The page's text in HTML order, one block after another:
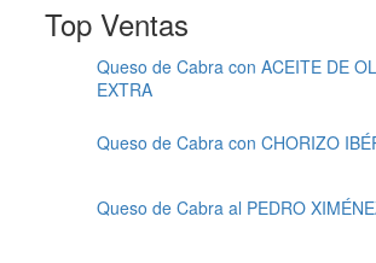
Top Ventas
Queso de Cabra con ACEITE DE
EXTRA
Queso de Cabra con CHORIZO
Queso de Cabra al PEDRO